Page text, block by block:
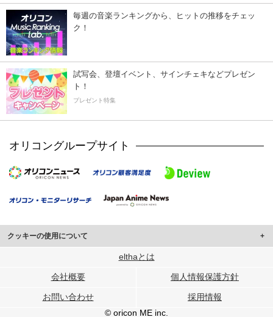
毎週の音楽ランキングから、ヒットの推移をチェッ
ク！
試写会、登壇イベント、サインチェキなどプレゼン
ト！
プレゼント特集
オリコングループサイト
クッキーの使用について
このサイトでは Cookie を使用して、ユーザーに合わせたコンテンツや広告の
行っています。
メディアや広告配信、データ解析の各パートナーに提供しています。
各パートナーは、この情報とユーザーが各パートナーに提供した他の情報や、
elthaとは
会社概要 個人情報保護方針
お問い合わせ
採用情報
© oricon ME inc.